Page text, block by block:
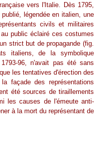
vers l'Italie. Dès 1795,
légendée en italien, une
civils et militaires
public éclairé ces costumes
strict but de propagande (fig.
italiens, de la symbolique
96, n'avait pas été sans
les tentatives d'érection des
façade des représentations
été sources de tiraillements
les causes de l'émeute anti-
à la mort du représentant de